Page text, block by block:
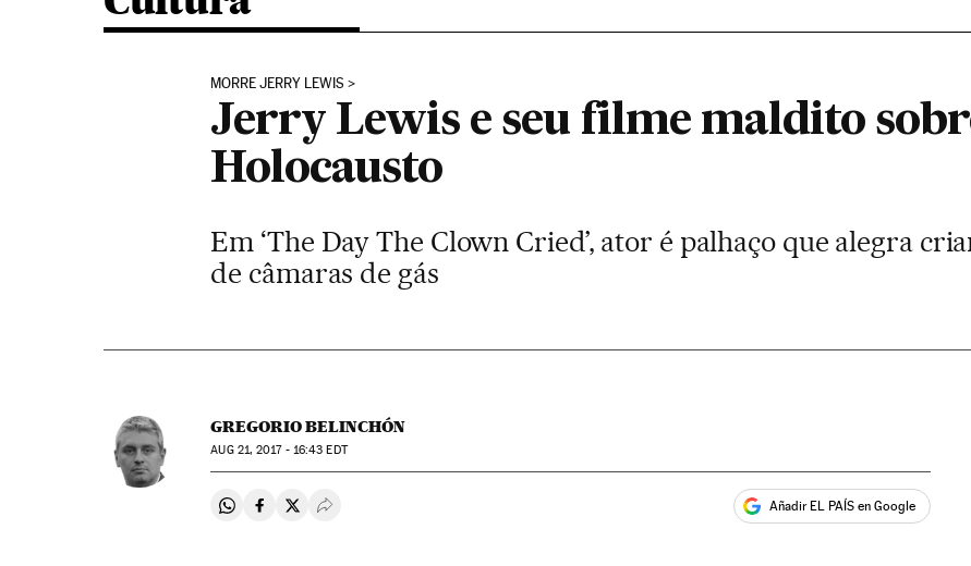
MORRE JERRY LEWIS
Jerry Lewis e seu filme maldito
Holocausto
Em ‘The Day The Clown Cried’, ator é palhaço que alegra
de câmaras de gás
GREGORIO BELINCHÓN
AUG21, 2017 - 16:43 EDT
Compartir en Whatsapp
Compartir en Facebook
Compartir en Twitter
Desplegar Redes Sociales Añadir EL PAÍS en Google